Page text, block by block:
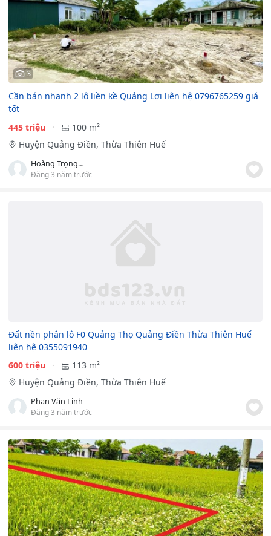
3
Cần bán nhanh 2 lô liền kề Quảng Lợi liên hệ 0796765259 giá
tốt
445 triệu
100 m²
Huyện Quảng Điền, Thừa Thiên Huế
Hoàng Trọng Cảnh Long
Đăng 3 năm trước
Đất nền phân lô F0 Quảng Thọ Quảng Điền Thừa Thiên Huế
liên hệ 0355091940
600 triệu
113 m²
Huyện Quảng Điền, Thừa Thiên Huế
Phan Văn Linh
Đăng 3 năm trước